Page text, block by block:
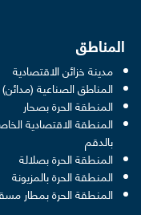
المناطق
مدينة خزائن الاقتصادية
المناطق الصناعية (مدائن)
المنطقة الحرة بصحار
المنطقة الاقتصادية
بالدقم
المنطقة الحرة بصلالة
المنطقة الحرة بالمزيونة
المنطقة الحرة بمطار